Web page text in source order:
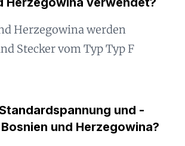
Herzegowina werden
Stecker vom Typ Typ F
und -
und Herzegowina?